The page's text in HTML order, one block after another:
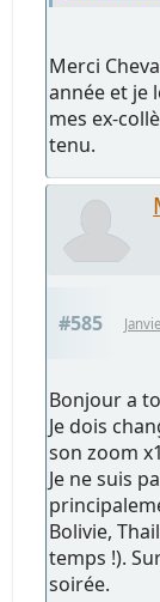
Merci
année et je
mes ex-
tenu.
#585
Bonjour a
Je dois
son zoom
Je ne suis
Bolivie,
temps !).
soirée.